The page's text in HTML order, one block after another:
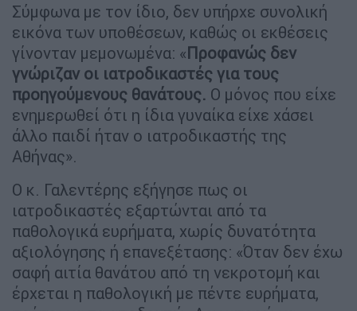
Σύμφωνα με τον ίδιο, δεν υπήρχε συνολική
εικόνα των υποθέσεων, καθώς οι εκθέσεις
γίνονταν μεμονωμένα: «Προφανώς δεν
γνώριζαν οι ιατροδικαστές για τους
προηγούμενους θανάτους. Ο μόνος που είχε
ενημερωθεί ότι η ίδια γυναίκα είχε χάσει
άλλο παιδί ήταν ο ιατροδικαστής της
Αθήνας».
Ο κ. Γαλεντέρης εξήγησε πως οι
ιατροδικαστές εξαρτώνται από τα
παθολογικά ευρήματα, χωρίς δυνατότητα
αξιολόγησης ή επανεξέτασης: «Όταν δεν έχω
σαφή αιτία θανάτου από τη νεκροτομή και
έρχεται η παθολογική με πέντε ευρήματα,